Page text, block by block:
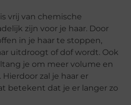
vrij van chemische
zijn voor je haar. Door
in je haar te stoppen,
uitdroogt of dof wordt. Ook
je om meer volume en
zal je haar er
betekent dat je er langer zo